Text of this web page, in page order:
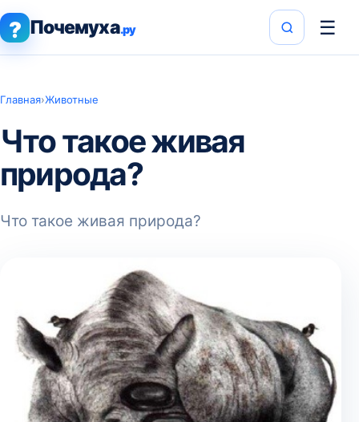
? Почемуха.ру ☰
Главная›Животные
Что такое живая
природа?
Что такое живая природа?